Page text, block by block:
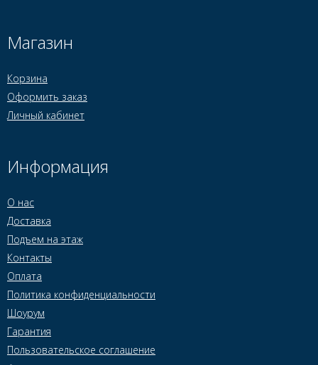
Магазин
Корзина
Оформить заказ
Личный кабинет
Информация
О нас
Доставка
Подъем на этаж
Контакты
Оплата
Политика конфиденциальности
Шоурум
Гарантия
Пользовательское соглашение